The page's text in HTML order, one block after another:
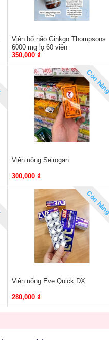
Viên bổ não Ginkgo Thompsons
6000 mg lọ 60 viên
350,000 ₫
Còn hàng
Viên uống Seirogan
300,000 ₫
Còn hàng
Viên uống Eve Quick DX
280,000 ₫